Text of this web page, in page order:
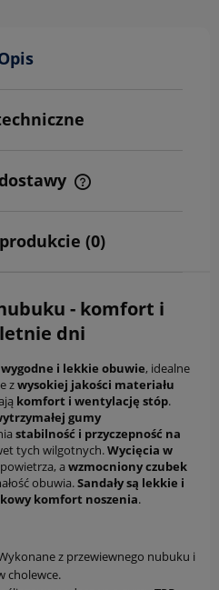
kosztów płatności
(0)
- komfort i
dni
wygodne i lekkie obuwie, idealne
zwysokiej jakości materiału
komfort i wentylację stóp.
gumy
stabilność i przyczepność na
tych wilgotnych.Wycięcia w
a wzmocniony czubek
obuwia.Sandały są lekkie i
komfort noszenia.
z przewiewnego nubuku i
cholewce.